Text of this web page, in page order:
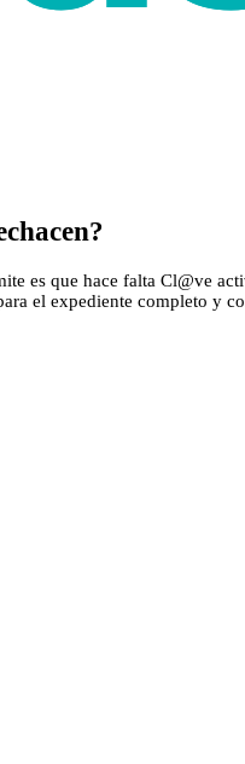
es que hace falta Cl@ve
el expediente completo y